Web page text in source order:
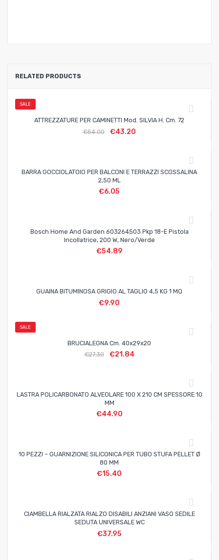
RELATED PRODUCTS
SALE
ATTREZZATURE PER CAMINETTI Mod. SILVIA H. Cm. 72
€54.00 €43.20
BARRA GOCCIOLATOIO PER BALCONI E TERRAZZI SCOSSALINA
2,50 ML
€6.05
Bosch Home And Garden 603264503 Pkp 18-E Pistola
Incollatrice, 200 W, Nero/Verde
€54.89
GUAINA BITUMINOSA GRIGIO AL TAGLIO 4,5 KG 1 MQ
€9.90
SALE
BRUCIALEGNA Cm. 40x29x20
€27.30 €21.84
LASTRA POLICARBONATO ALVEOLARE 100 X 210 CM SPESSORE 10
MM
€44.90
10 PEZZI – GUARNIZIONE SILICONICA PER TUBO STUFA PELLET Ø
80 MM
€15.40
CIAMBELLA RIALZATA RIALZO DISABILI ANZIANI VASO SEDILE
SEDUTA UNIVERSALE WC
€37.95